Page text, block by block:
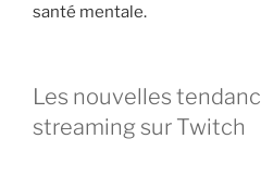
santé mentale.
Les nouvelles
streaming sur Twitch